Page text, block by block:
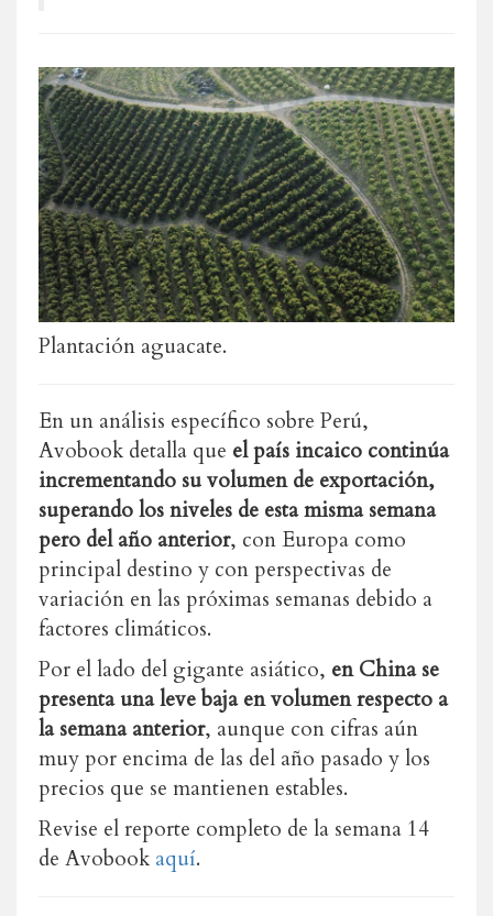
Plantación aguacate.
En un análisis específico sobre Perú,
Avobook detalla que el país incaico continúa
incrementando su volumen de exportación,
superando los niveles de esta misma semana
pero del año anterior, con Europa como
principal destino y con perspectivas de
variación en las próximas semanas debido a
factores climáticos.
Por el lado del gigante asiático, en China se
presenta una leve baja en volumen respecto a
la semana anterior, aunque con cifras aún
muy por encima de las del año pasado y los
precios que se mantienen estables.
Revise el reporte completo de la semana 14
de Avobook aquí.